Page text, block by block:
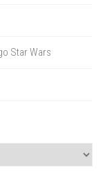
Star Wars